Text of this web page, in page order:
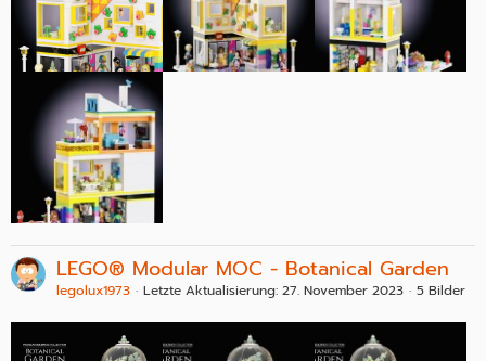
LEGO® Modular MOC - Botanical Garden
legolux1973 Letzte Aktualisierung: 27. November 2023 5 Bilder